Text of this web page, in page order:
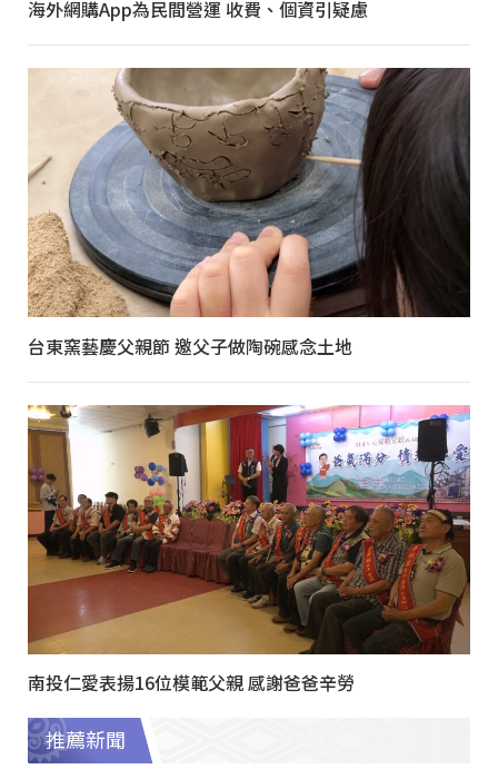
海外網購App為民間營運 收費、個資引疑慮
台東窯藝慶父親節 邀父子做陶碗感念土地
南投仁愛表揚16位模範父親 感謝爸爸辛勞
推薦新聞